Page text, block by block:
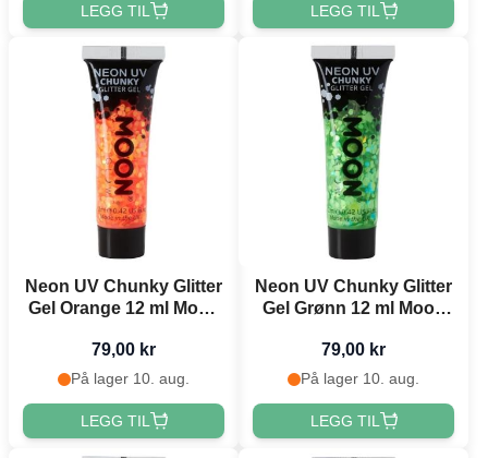
LEGG TIL LEGG TIL
Neon UV Chunky Glitter
Gel Orange 12 ml Moon
79,00 kr
På lager 10. aug.
LEGG TIL
Neon UV Chunky Glitter
Gel Grønn 12 ml Moon
79,00 kr
På lager 10. aug.
LEGG TIL